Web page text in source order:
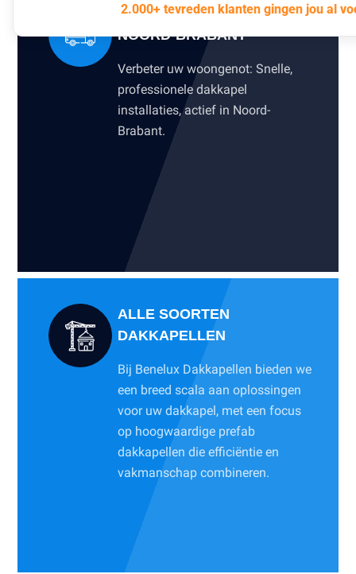
2.000+ tevreden klanten gingen jou al
PLAATSING DAKKAPELLEN
NOORD-BRABANT
Verbeter uw woongenot: Snelle,
professionele dakkapel
installaties, actief in Noord-
Brabant.
ALLE SOORTEN
DAKKAPELLEN
Bij Benelux Dakkapellen bieden we
een breed scala aan oplossingen
voor uw dakkapel, met een focus
op hoogwaardige prefab
dakkapellen die efficiëntie en
vakmanschap combineren.